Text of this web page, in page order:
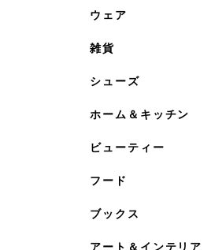
ウェア
雑貨
シューズ
ホーム＆キッチン
ビューティー
フード
ブックス
アート＆インテリア